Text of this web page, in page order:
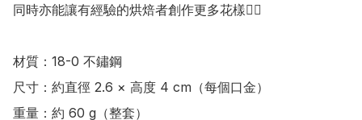
同時亦能讓有經驗的烘焙者創作更多花樣👍🏻
材質：18-0 不鏽鋼
尺寸：約直徑 2.6 × 高度 4 cm（每個口金）
重量：約 60 g（整套）